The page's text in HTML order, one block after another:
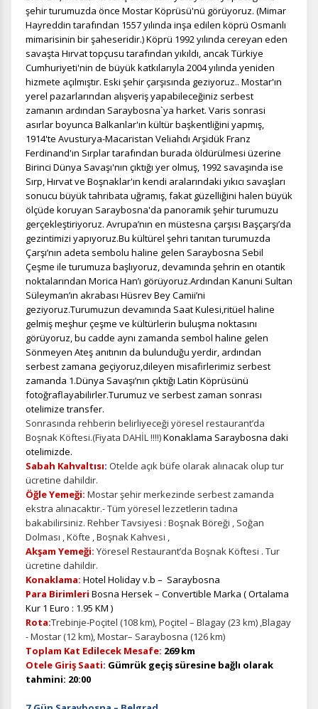
şehir turumuzda önce Mostar Köprüsü'nü görüyoruz. (Mimar
Hayreddin tarafından 1557 yılında inşa edilen köprü Osmanlı
mimarisinin bir şaheseridir.) Köprü 1992 yılında cereyan eden
savaşta Hırvat topçusu tarafından yıkıldı, ancak Türkiye
Cumhuriyeti'nin de büyük katkılarıyla 2004 yılında yeniden
hizmete açılmıştır. Eski şehir çarşısında geziyoruz.. Mostar'ın
yerel pazarlarından alışveriş yapabileceğiniz serbest
zamanın ardından Saraybosna`ya harket. Varis sonrasi
asırlar boyunca Balkanlar'ın kültür başkentliğini yapmış,
1914'te Avusturya-Macaristan Veliahdı Arşidük Franz
Ferdinand'ın Sırplar tarafından burada öldürülmesi üzerine
Birinci Dünya Savaşı'nın çıktığı yer olmuş, 1992 savaşında ise
Sırp, Hırvat ve Boşnaklar'ın kendi aralarındaki yıkıcı savaşları
sonucu büyük tahribata uğramış, fakat güzelliğini halen büyük
ölçüde koruyan Saraybosna'da panoramik şehir turumuzu
gerçekleştiriyoruz. Avrupa’nın en müstesna çarşısı Başçarşı’da
gezintimizi yapıyoruz.Bu kültürel şehri tanıtan turumuzda
Çarşı’nın adeta sembolu haline gelen Saraybosna Sebil
Çeşme ile turumuza başlıyoruz, devamında şehrin en otantik
noktalarından Morica Han’ı görüyoruz.Ardından Kanuni Sultan
Süleyman’ın akrabası Hüsrev Bey Camii’ni
geziyoruz.Turumuzun devamında Saat Kulesi,ritüel haline
gelmiş meşhur çeşme ve kültürlerin buluşma noktasını
görüyoruz, bu cadde aynı zamanda sembol haline gelen
Sönmeyen Ateş anıtının da bulunduğu yerdir, ardından
serbest zamana geçiyoruz,dileyen misafirlerimiz serbest
zamanda 1.Dünya Savaşı’nın çıktığı Latin Köprüsünü
fotoğraflayabilirler.Turumuz ve serbest zaman sonrası
otelimize transfer.
Sonrasında rehberin belirliyeceği yöresel restaurant’da
Boşnak Köftesi.(Fiyata DAHİL !!!!)Konaklama Saraybosna daki
otelimizde.
Sabah Kahvaltısı: Otelde açık büfe olarak alınacak olup tur
ücretine dahildir.
Öğle Yemeği: Mostar şehir merkezinde serbest zamanda
ekstra alınacaktır.-Tüm yöresel lezzetlerin tadına
bakabilirsiniz. Rehber Tavsiyesi : Boşnak Böreği , Soğan
Dolması , Köfte , Boşnak Kahvesi ,
Akşam Yemeği: Yöresel Restaurant’da Boşnak Köftesi . Tur
ücretine dahildir.
Konaklama: Hotel Holiday v.b – Saraybosna
Para Birimleri Bosna Hersek – Convertible Marka ( Ortalama
Kur 1 Euro : 1.95 KM )
Rota:Trebinje-Poçitel (108 km), Poçitel – Blagay (23 km) ,Blagay
- Mostar (12 km), Mostar– Saraybosna (126 km)
Toplam Kat Edilecek Mesafe: 269 km
Otele Giriş Saati: Gümrük geçiş süresine bağlı olarak
tahmini: 20:00